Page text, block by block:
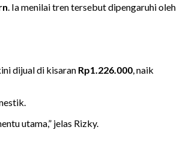
. Ia menilai tren tersebut dipengaruhi oleh
dijual di kisaran Rp1.226.000, naik
utama,” jelas Rizky.